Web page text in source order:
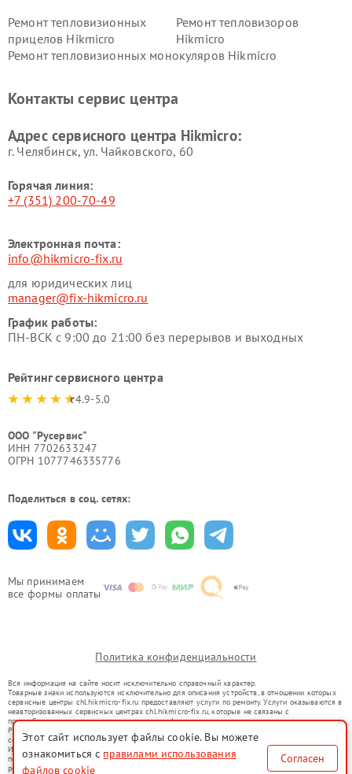
Мы принимаем
все формы оплаты
Ремонт тепловизионных
прицелов Hikmicro
Ремонт тепловизоров
Hikmicro
Ремонт тепловизионных монокуляров Hikmicro
Контакты сервис центра
Адрес сервисного центра Hikmicro:
г. Челябинск, ул. Чайковского, 60
Горячая линия:
+7 (351) 200-70-49
Электронная почта:
info@hikmicro-fix.ru
для юридических лиц
manager@fix-hikmicro.ru
График работы:
ПН-ВСК с 9:00 до 21:00 без перерывов и выходных
Рейтинг сервисного центра
4.9-5.0
ООО "Русервис"
ИНН 7702633247
ОГРН 1077746335776
Поделиться в соц. сетях:
Политика конфиденциальности
Вся информация на сайте носит исключительно справочный характер.
Товарные знаки используются исключительно для описания устройств, в отношении которых
сервисные центры chl.hikmicro-fix.ru предоставляют услуги по ремонту. Услуги оказываются в
неавторизованных сервисных центрах chl.hikmicro-fix.ru, которые не связаны с
правообладателями товарных знаков или их официальными представителями.
Ремонт осуществляется для устройств, уже введенных в гражданский оборот в соответствии
со статьей 1487 ГК РФ.
Использование товарных знаков не преследует цели индивидуализации услуг или введения
потребителей в заблуждение, а служит для информирования о предоставляемых услугах по
ремонту техники указанных брендов.
Этот сайт использует файлы cookie. Вы можете
ознакомиться с правилами использования
файлов cookie
Согласен